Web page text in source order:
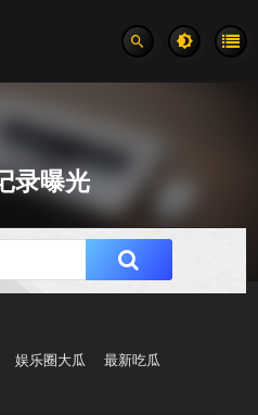
录曝光
吃瓜分类速览
娱乐圈大瓜 最新吃瓜